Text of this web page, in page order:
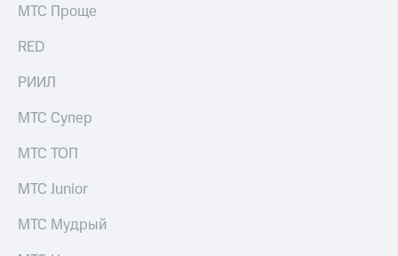
МТС Проще
RED
РИИЛ
МТС Супер
МТС ТОП
МТС Junior
МТС Мудрый